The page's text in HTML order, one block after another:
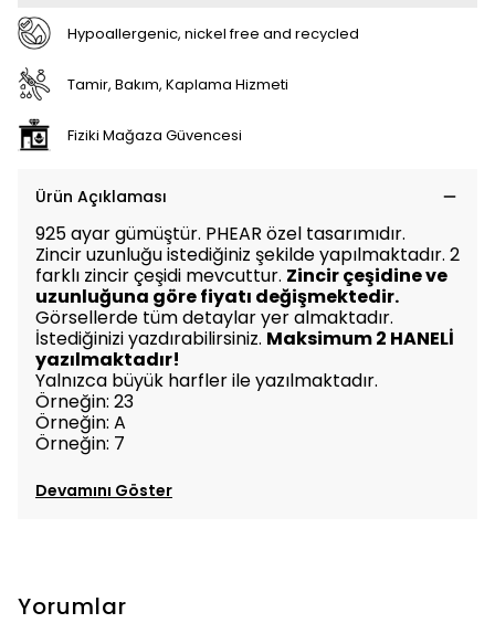
Hypoallergenic, nickel free and recycled
Tamir, Bakım, Kaplama Hizmeti
Fiziki Mağaza Güvencesi
Ürün Açıklaması
925 ayar gümüştür. PHEAR özel tasarımıdır.
Zincir uzunluğu istediğiniz şekilde yapılmaktadır. 2
farklı zincir çeşidi mevcuttur. Zincir çeşidine ve
uzunluğuna göre fiyatı değişmektedir.
Görsellerde tüm detaylar yer almaktadır.
İstediğinizi yazdırabilirsiniz. Maksimum 2 HANELİ
yazılmaktadır!
Yalnızca büyük harfler ile yazılmaktadır.
Örneğin: 23
Örneğin: A
Örneğin: 7
Devamını Göster
Yorumlar